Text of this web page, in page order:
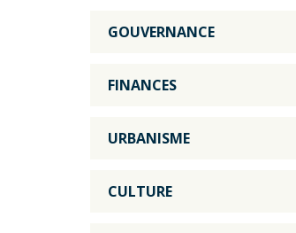
GOUVERNANCE
FINANCES
URBANISME
CULTURE